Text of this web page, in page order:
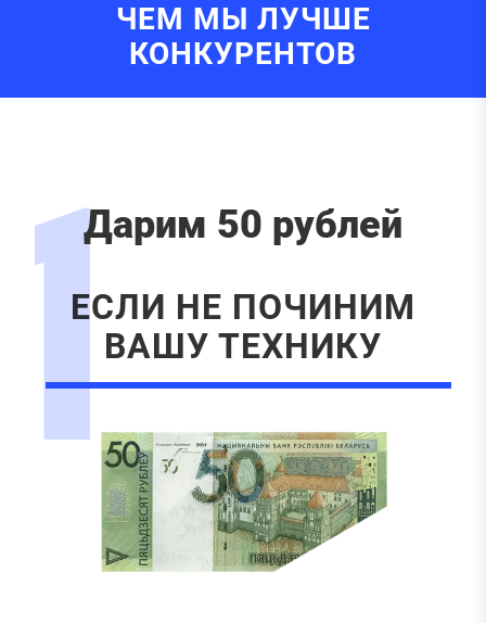
ЧЕМ МЫ ЛУЧШЕ
КОНКУРЕНТОВ
Дарим 50 рублей
ЕСЛИ НЕ ПОЧИНИМ
ВАШУ ТЕХНИКУ